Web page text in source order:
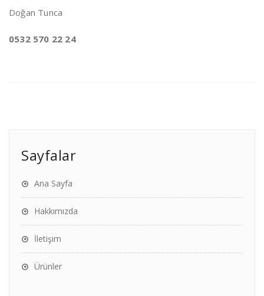
Doğan Tunca
0532 570 22 24
Sayfalar
Ana Sayfa
Hakkımızda
İletişim
Ürünler